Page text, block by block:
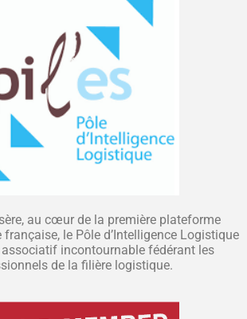
au cœur de la première plateforme
le Pôle d’Intelligence Logistique
incontournable fédérant les
de la filière logistique.